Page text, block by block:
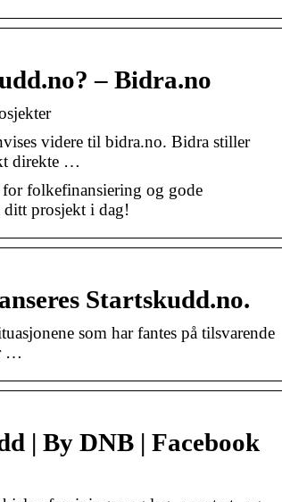
– Bidra.no
videre til bidra.no. Bidra stiller
direkte …
folkefinansiering og gode
ditt prosjekt i dag!
Startskudd.no.
som har fantes på tilsvarende
…
| By DNB | Facebook